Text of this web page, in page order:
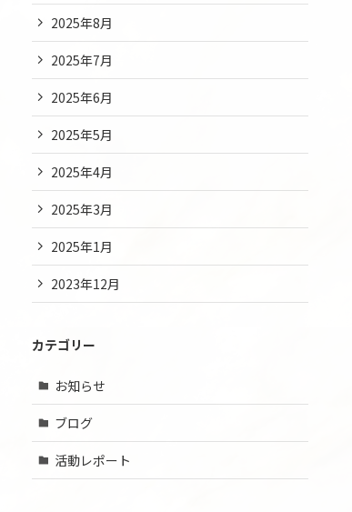
2025年8月
2025年7月
2025年6月
2025年5月
2025年4月
2025年3月
2025年1月
2023年12月
カテゴリー
お知らせ
ブログ
活動レポート